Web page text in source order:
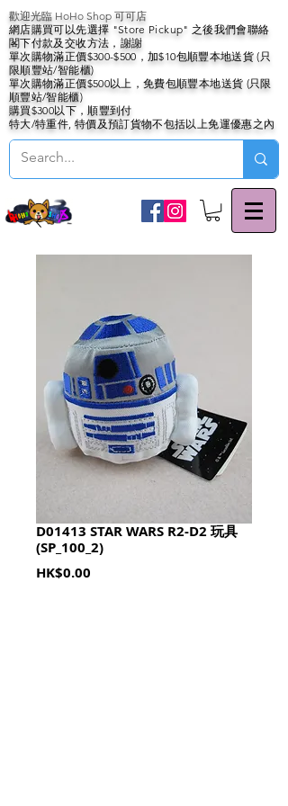
歡迎光臨 HoHo Shop 可可店
網店購買可以先選擇 "Store Pickup" 之後我們會聯絡
閣下付款及交收方法，謝謝
單次購物滿正價$300-$500，加$10包順豐本地送貨 (只
限順豐站/智能櫃)
單次購物滿正價$500以上，免費包順豐本地送貨 (只限
順豐站/智能櫃)
購買$300以下，順豐到付
特大/特重件, 特價及預訂貨物不包括以上免運優惠之內
D01413 STAR WARS R2-D2 玩具
(SP_100_2)
HK$0.00